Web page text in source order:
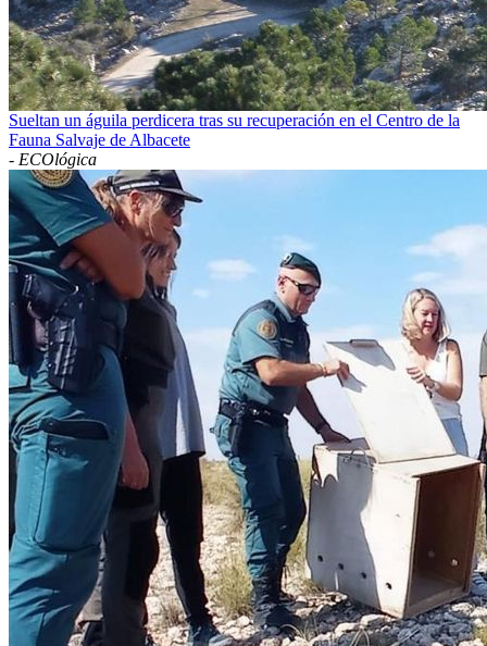
Sueltan un águila perdicera tras su recuperación en el Centro de la
Fauna Salvaje de Albacete
- ECOlógica